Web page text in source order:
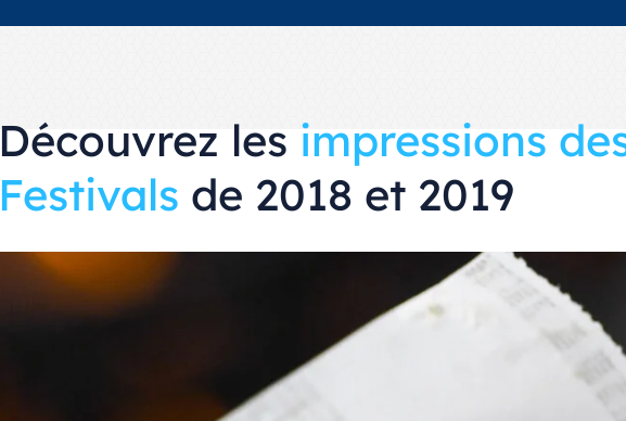
Découvrez les impressions
Festivals de 2018 et 2019